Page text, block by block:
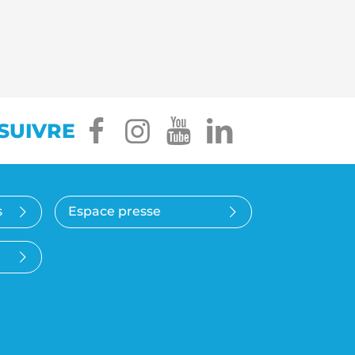
facebook
instagram
youtube
Espace presse